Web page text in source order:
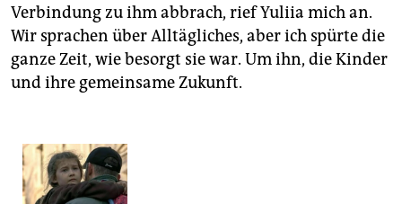
Verbindung zu ihm abbrach, rief Yuliia mich an.
Wir sprachen über Alltägliches, aber ich spürte die
ganze Zeit, wie besorgt sie war. Um ihn, die Kinder
und ihre gemeinsame Zukunft.